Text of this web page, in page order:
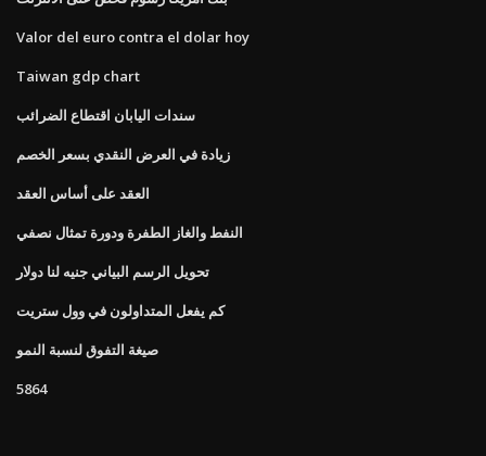
Valor del euro contra el dolar hoy
Taiwan gdp chart
سندات اليابان اقتطاع الضرائب
زيادة في العرض النقدي بسعر الخصم
العقد على أساس العقد
النفط والغاز الطفرة ودورة تمثال نصفي
تحويل الرسم البياني جنيه لنا دولار
كم يفعل المتداولون في وول ستريت
صيغة التفوق لنسبة النمو
5864